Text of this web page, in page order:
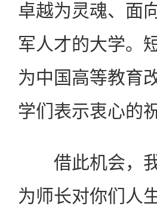
卓越为灵魂、面
军人才的大学。
为中国高等教育
学们表示衷心的
借此机会，我
为师长对你们人